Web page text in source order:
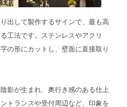
出して製作するサインで、最も高
工法です。ステンレスやアクリ
の形にカットし、壁面に直接取り
影が生まれ、奥行き感のある仕上
トランスや受付周辺など、印象を